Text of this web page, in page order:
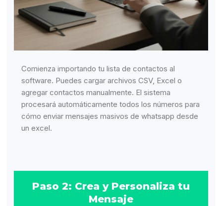
Comienza importando tu lista de contactos al
software. Puedes cargar archivos CSV, Excel o
agregar contactos manualmente. El sistema
procesará automáticamente todos los números para
cómo enviar mensajes masivos de whatsapp desde
un excel.
Paso 2: Crea y Personaliza tu
Mensaje